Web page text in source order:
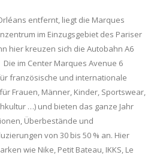
entfernt, liegt die Marques
im Einzugsgebiet des Pariser
hier kreuzen sich die Autobahn A6
Die im Center Marques Avenue 6
französische und internationale
Frauen, Männer, Kinder, Sportswear,
…) und bieten das ganze Jahr
Überbestände und
von 30 bis 50 % an. Hier
wie Nike, Petit Bateau, IKKS, Le